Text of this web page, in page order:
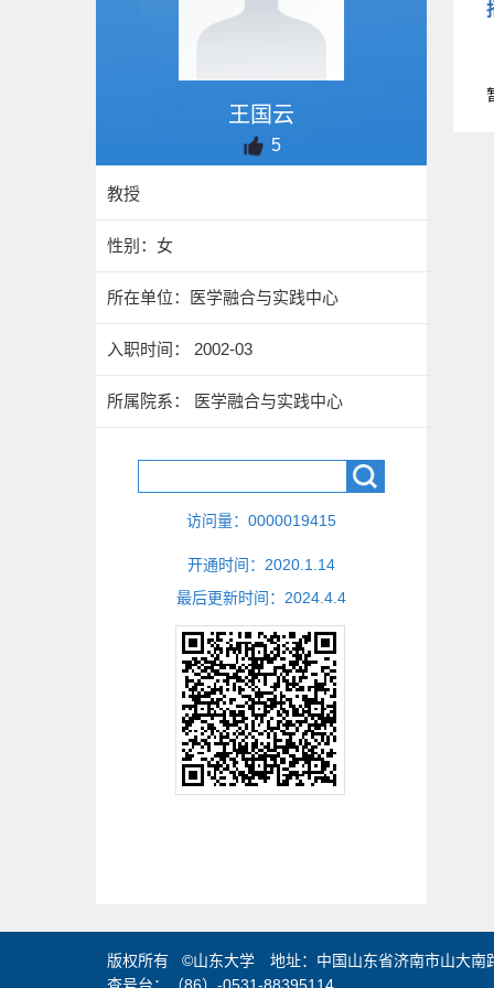
王国云
5
教授
性别：女
所在单位：医学融合与实践中心
入职时间： 2002-03
所属院系： 医学融合与实践中心
访问量： 0000019415
开通时间： 2020 1 14
最后更新时间： 2024 4 4
版权所有 ©山东大学 地址：中国山东省济南市山大